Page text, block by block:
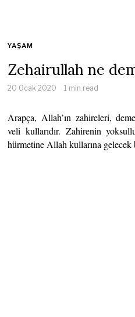
YAŞAM
Zehairullah ne
20 Ocak 2020 1 min read
Arapça, Allah’ın zahireleri,
veli kullarıdır. Zahirenin
hürmetine Allah kullarına gelecek